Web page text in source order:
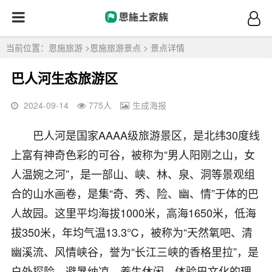
当前位置： 恩施旅游 >恩施旅游景点 > 景点详情
巴人河生态旅游区
2024-09-14 775 人 生成海报
巴人河是国家AAAA级旅游景区，是北纬30度线
上富有神奇色彩的可谷，被称为“男人阳刚之山，女
人温婉之河”，是一部山、峡、林、泉、洞等景观组
合的山水画卷，是集“奇、秀、险、幽、情”于体的巴
人故园。这里平均海拔1000米，高海1650米，低海
拔350米，年均气温13.3℃，被称为“天然氧吧、清
幽溪流、风情峡谷，誉为“长江三峡的香格里拉”，是